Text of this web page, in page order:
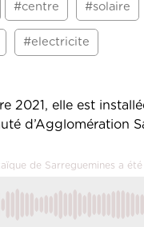
#centre #solaire
#electricite
2021, elle est
d’Agglomération
de Sarreguemines a